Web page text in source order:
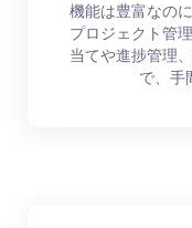
機能は豊富なの
プロジェクト管
当てや進捗管理
で、手